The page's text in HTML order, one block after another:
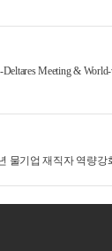
Meeting & World-
물기업 재직자 역량강